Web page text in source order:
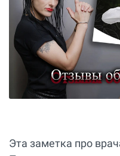
Эта заметка про